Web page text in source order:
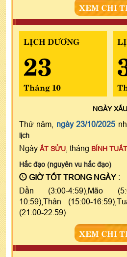
XEM CHI
LỊCH DƯƠNG
23
Tháng 10
NGÀYXẤU
Thứ năm, ngày 23/10/2025
lịch
Ngày ẤT SỬU , tháng BÍNH TUẤT
Hắc đạo (nguyên vu hắc đạo)
GIỜ TỐT TRONG NGÀY :
Dần (3:00-4:59),Mão
10:59),Thân (15:00-
(21:00-22:59)
XEM CHI